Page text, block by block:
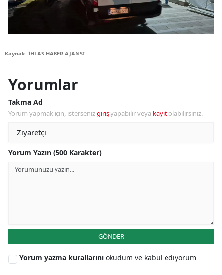
Kaynak: İHLAS HABER AJANSI
Yorumlar
Takma Ad
Yorum yapmak için, istersenizgirişyapabilir veya kayıt olabilirsiniz.
Yorum Yazın (500 Karakter)
GÖNDER
Yorum yazma kurallarını okudum ve kabul ediyorum